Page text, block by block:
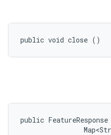
public void close ()
public